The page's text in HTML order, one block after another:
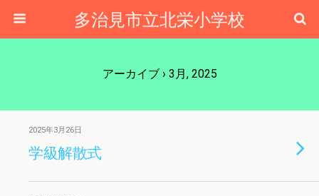
多治見市立北栄小学校
アーカイブ › 3月, 2025
2025年3月26日
学級解散式